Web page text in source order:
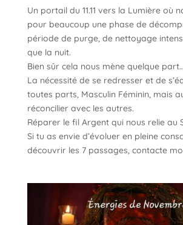
Un portail du 11.11 vers la Lumière où
pour beaucoup une phase de
période de purge, de nettoyage
que la nuit.
Bien sûr cela nous mène quelque
La nécessité de se redresser et de
toutes parts, Masculin Féminin, mais
réconcilier avec les autres.
Réparer le fil Argent qui nous relie au
Si tu as envie d’évoluer en pleine
découvrir les 7 passages, contacte